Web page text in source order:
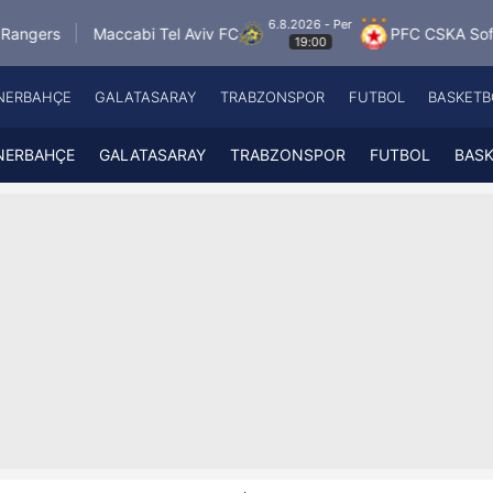
Tel Aviv FC
6.8.2026 - Per
19:00
PFC CSKA Sofia FK
Fenerbahçe
Galatasaray
A
GALATASARAY TRABZONSPOR FUTBOL
GALATASARAY TRABZONSPOR FUTBOL